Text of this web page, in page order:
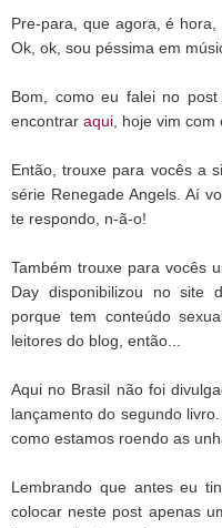
Pre-para, que agora, é hora,
Ok, ok, sou péssima em
Bom, como eu falei no
encontrar aqui , hoje vim
Então, trouxe para vocês a
série Renegade Angels. Aí
te respondo, n-ã-o!
Também trouxe para vocês
Day disponibilizou no site
porque tem conteúdo
leitores do blog, então...
Aqui no Brasil não foi
lançamento do segundo
como estamos roendo as
Lembrando que antes eu
colocar neste post apenas